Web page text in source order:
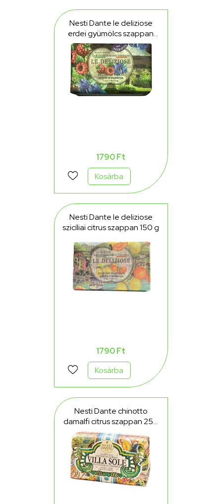
Nesti Dante le deliziose
erdei gyümölcs szappan
150 g
1790 Ft
Kosárba
Nesti Dante le deliziose
szicíliai citrus szappan 150 g
1790 Ft
Kosárba
Nesti Dante chinotto
damalfi citrus szappan 250
g